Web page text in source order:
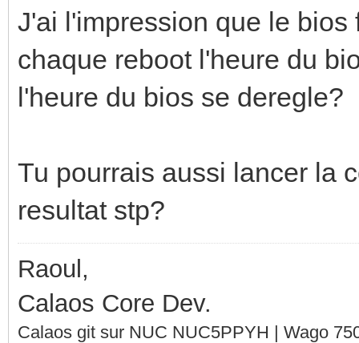
J'ai l'impression que le
chaque reboot l'heure du
l'heure du bios se deregle?
Tu pourrais aussi lancer la
resultat stp?
Raoul,
Calaos Core Dev.
Calaos git sur NUC NUC5PPYH | Wago